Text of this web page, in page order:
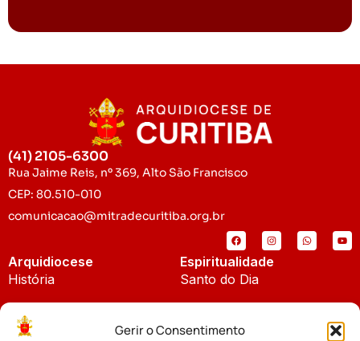
Gerir o Consentimento
(41) 2105-6300
Rua Jaime Reis, nº 369, Alto São Francisco
CEP: 80.510-010
comunicacao@mitradecuritiba.org.br
Arquidiocese
História
Padroeira
Espiritualidade
Santo do Dia